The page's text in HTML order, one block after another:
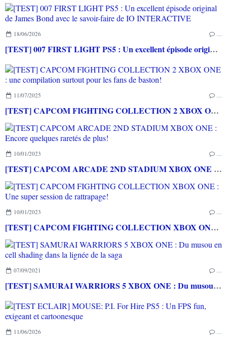
18/06/2026
[TEST] 007 FIRST LIGHT PS5 : Un excellent épisode original de James Bond avec le savoir-faire de IO INTERACTIVE
11/07/2025
[TEST] CAPCOM FIGHTING COLLECTION 2 XBOX ONE : une compilation surtout pour les fans de baston!
10/01/2023
[TEST] CAPCOM ARCADE 2ND STADIUM XBOX ONE : Encore quelques raretés de plus!
10/01/2023
[TEST] CAPCOM FIGHTING COLLECTION XBOX ONE : Une super session de rattrapage!
07/09/2021
[TEST] SAMURAI WARRIORS 5 XBOX ONE : Du musou en cell shading dans la lignée de la saga
11/06/2026